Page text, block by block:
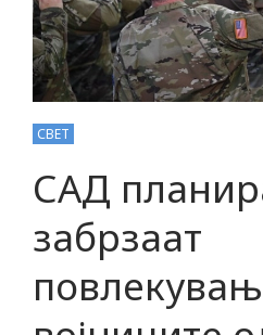
СВЕТ
САД
забрзаат